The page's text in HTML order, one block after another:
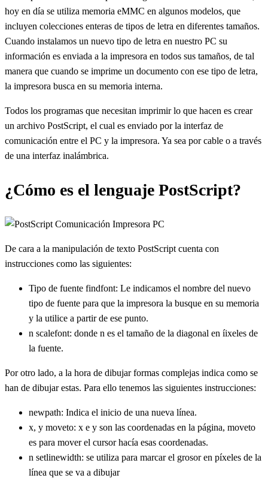
hoy en día se utiliza memoria eMMC en algunos modelos, que
incluyen colecciones enteras de tipos de letra en diferentes tamaños.
Cuando instalamos un nuevo tipo de letra en nuestro PC su
información es enviada a la impresora en todos sus tamaños, de tal
manera que cuando se imprime un documento con ese tipo de letra,
la impresora busca en su memoria interna.
Todos los programas que necesitan imprimir lo que hacen es crear
un archivo PostScript, el cual es enviado por la interfaz de
comunicación entre el PC y la impresora. Ya sea por cable o a través
de una interfaz inalámbrica.
¿Cómo es el lenguaje PostScript?
De cara a la manipulación de texto PostScript cuenta con
instrucciones como las siguientes:
Tipo de fuente findfont: Le indicamos el nombre del nuevo
tipo de fuente para que la impresora la busque en su memoria
y la utilice a partir de ese punto.
n scalefont: donde n es el tamaño de la diagonal en íixeles de
la fuente.
Por otro lado, a la hora de dibujar formas complejas indica como se
han de dibujar estas. Para ello tenemos las siguientes instrucciones:
newpath: Indica el inicio de una nueva línea.
x, y moveto: x e y son las coordenadas en la página, moveto
es para mover el cursor hacía esas coordenadas.
n setlinewidth: se utiliza para marcar el grosor en píxeles de la
línea que se va a dibujar